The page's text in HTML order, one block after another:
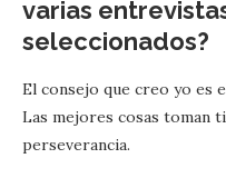
varias
seleccionados?
El consejo que creo yo es
Las mejores cosas toman
perseverancia.